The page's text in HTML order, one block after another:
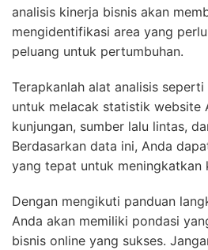
analisis kinerja bisnis akan
mengidentifikasi area yang
peluang untuk pertumbuhan.
Terapkanlah alat analisis
untuk melacak statistik website
kunjungan, sumber lalu lintas,
Berdasarkan data ini, Anda
yang tepat untuk meningkatkan
Dengan mengikuti panduan
Anda akan memiliki pondasi
bisnis online yang sukses.